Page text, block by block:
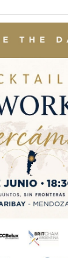
2026
su
de
a